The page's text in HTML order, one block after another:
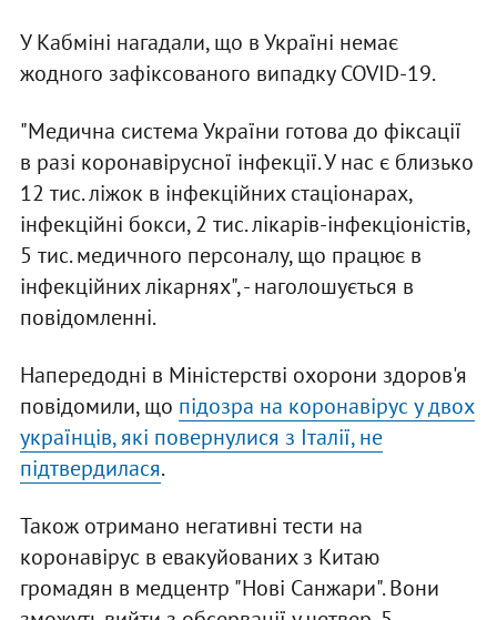
У Кабміні нагадали, що в Україні немає
жодного зафіксованого випадку COVID-19.
"Медична система України готова до фіксації
в разі коронавірусної інфекції. У нас є близько
12 тис. ліжок в інфекційних стаціонарах,
інфекційні бокси, 2 тис. лікарів-інфекціоністів,
5 тис. медичного персоналу, що працює в
інфекційних лікарнях", - наголошується в
повідомленні.
Напередодні в Міністерстві охорони здоров'я
повідомили, що підозра на коронавірус у двох
українців, які повернулися з Італії, не
підтвердилася.
Також отримано негативні тести на
коронавірус в евакуйованих з Китаю
громадян в медцентр "Нові Санжари". Вони